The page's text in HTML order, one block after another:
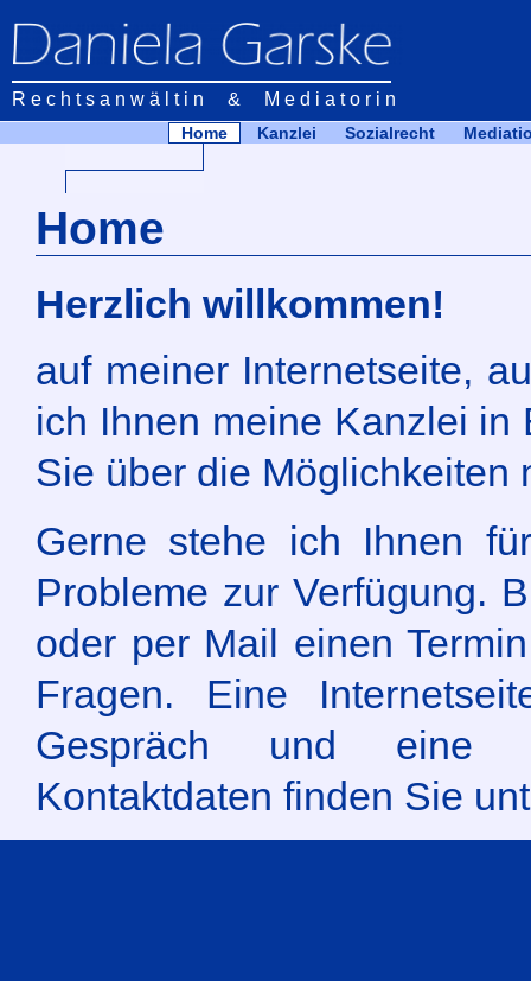
Rechtsanwältin & Mediatorin
Home Kanzlei Sozialrecht
Home
Herzlich willkommen!
auf meiner Internetseite,
ich Ihnen meine Kanzlei in
Sie über die Möglichkeiten
Gerne stehe ich Ihnen
Probleme zur Verfügung.
oder per Mail einen
Fragen. Eine
Gespräch und eine
Kontaktdaten finden Sie